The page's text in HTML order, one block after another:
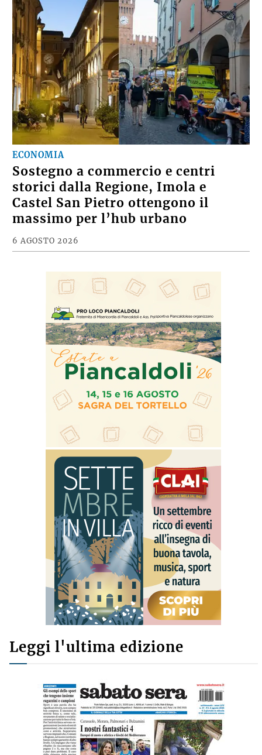
ECONOMIA
Sostegno a commercio e centri
storici dalla Regione, Imola e
Castel San Pietro ottengono il
massimo per l’hub urbano
6 AGOSTO 2026
Leggi l'ultima edizione